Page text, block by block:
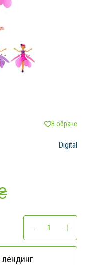
В обране
Digital
лендинг